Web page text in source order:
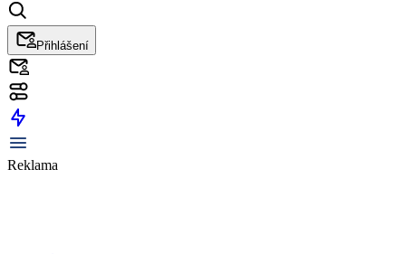
Přihlášení
Reklama